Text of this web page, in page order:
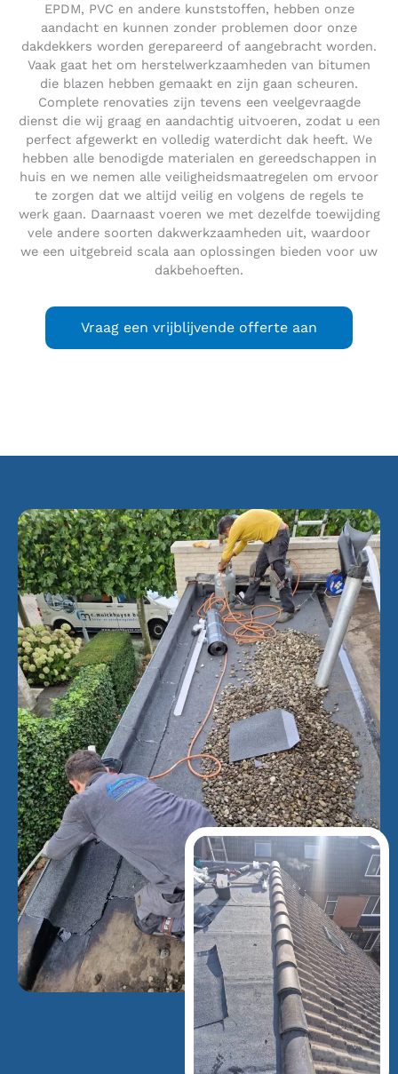
EPDM, PVC en andere kunststoffen, hebben onze
aandacht en kunnen zonder problemen door onze
dakdekkers worden gerepareerd of aangebracht worden.
Vaak gaat het om herstelwerkzaamheden van bitumen
die blazen hebben gemaakt en zijn gaan scheuren.
Complete renovaties zijn tevens een veelgevraagde
dienst die wij graag en aandachtig uitvoeren, zodat u een
perfect afgewerkt en volledig waterdicht dak heeft. We
hebben alle benodigde materialen en gereedschappen in
huis en we nemen alle veiligheidsmaatregelen om ervoor
te zorgen dat we altijd veilig en volgens de regels te
werk gaan. Daarnaast voeren we met dezelfde toewijding
vele andere soorten dakwerkzaamheden uit, waardoor
we een uitgebreid scala aan oplossingen bieden voor uw
dakbehoeften.
Vraag een vrijblijvende offerte aan